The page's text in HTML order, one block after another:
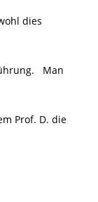
dies
Man
Prof. D. die